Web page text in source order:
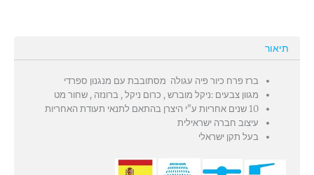
תיאור
ברז פרח כיור פיה עגולה מסתובבת עם מנגנון ספרדי
מגוון צבעים :ניקל מוברש , כרום ניקל , ברונזה , שחור מט
10 שנים אחריות ע"י היצרן בהתאם לתנאי תעודת האחריות
עיצוב חברה ישראילית
בעל תקן ישראלי